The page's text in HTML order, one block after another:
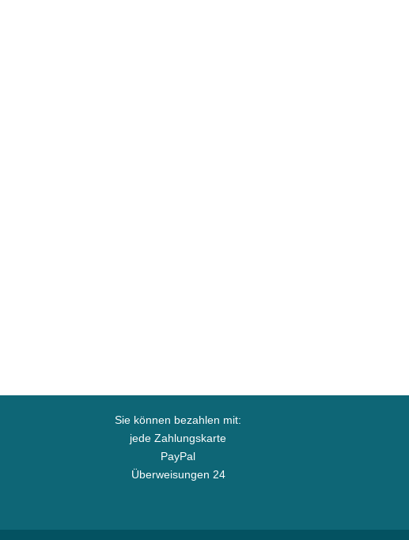
Sie können bezahlen mit:
jede Zahlungskarte
PayPal
Überweisungen 24